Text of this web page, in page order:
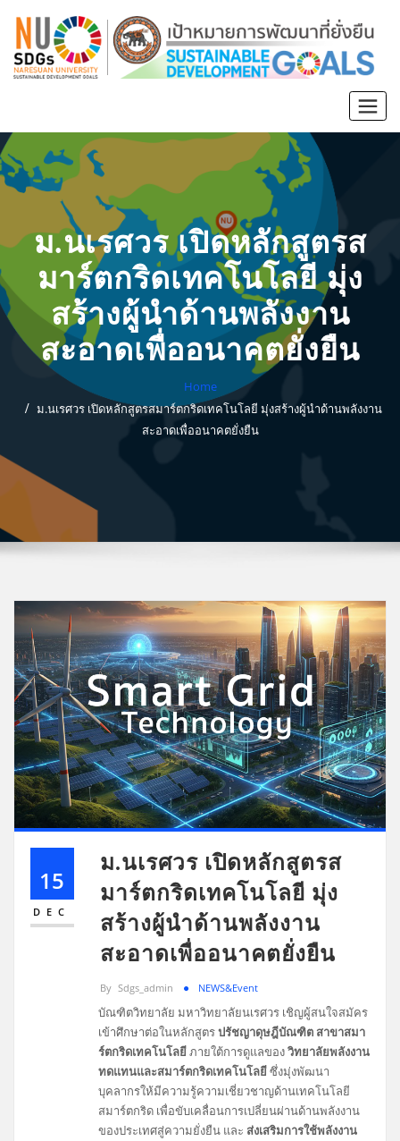
ม.นเรศวร เปิดหลักสูตรส
มาร์ตกริดเทคโนโลยี มุ่ง
สร้างผู้นำด้านพลังงาน
สะอาดเพื่ออนาคตยั่งยืน
Home
ม.นเรศวร เปิดหลักสูตรสมาร์ตกริดเทคโนโลยี มุ่งสร้างผู้นำด้านพลังงาน
สะอาดเพื่ออนาคตยั่งยืน
15
DEC
ม.นเรศวร เปิดหลักสูตรส
มาร์ตกริดเทคโนโลยี มุ่ง
สร้างผู้นำด้านพลังงาน
สะอาดเพื่ออนาคตยั่งยืน
By Sdgs_admin NEWS&Event
บัณฑิตวิทยาลัย มหาวิทยาลัยนเรศวร เชิญผู้สนใจสมัคร
เข้าศึกษาต่อในหลักสูตรปรัชญาดุษฎีบัณฑิต สาขาสมา
ร์ตกริดเทคโนโลยีภายใต้การดูแลของวิทยาลัยพลังงาน
ทดแทนและสมาร์ตกริดเทคโนโลยีซึ่งมุ่งพัฒนา
บุคลากรให้มีความรู้ความเชี่ยวชาญด้านเทคโนโลยี
สมาร์ตกริด เพื่อขับเคลื่อนการเปลี่ยนผ่านด้านพลังงาน
ของประเทศสู่ความยั่งยืน และ ส่งเสริมการใช้พลังงาน